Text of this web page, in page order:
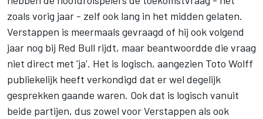
zoals vorig jaar - zelf ook lang in het midden gelaten.
Verstappen is meermaals gevraagd of hij ook volgend
jaar nog bij Red Bull rijdt, maar beantwoordde die vraag
niet direct met 'ja'. Het is logisch, aangezien Toto Wolff
publiekelijk heeft verkondigd dat er wel degelijk
gesprekken gaande waren. Ook dat is logisch vanuit
beide partijen, dus zowel voor Verstappen als ook